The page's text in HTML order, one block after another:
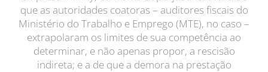
que as autoridades coatoras – auditores fiscais do
Ministério do Trabalho e Emprego (MTE), no caso –
extrapolaram os limites de sua competência ao
determinar, e não apenas propor, a rescisão
indireta; e a de que a demora na prestação